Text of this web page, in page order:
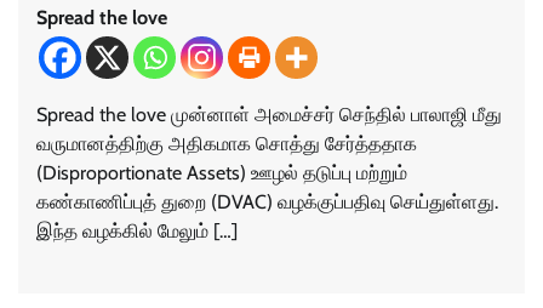
Spread the love
Spread the love முன்னாள் அமைச்சர் செந்தில் பாலாஜி மீது
வருமானத்திற்கு அதிகமாக சொத்து சேர்த்ததாக
(Disproportionate Assets) ஊழல் தடுப்பு மற்றும்
கண்காணிப்புத் துறை (DVAC) வழக்குப்பதிவு செய்துள்ளது.
இந்த வழக்கில் மேலும் […]